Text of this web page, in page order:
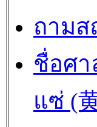
ถามส
ชื่อศ
แซ่ (